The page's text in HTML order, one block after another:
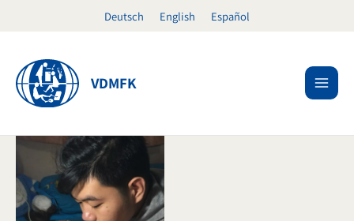
Deutsch English Español
VDMFK